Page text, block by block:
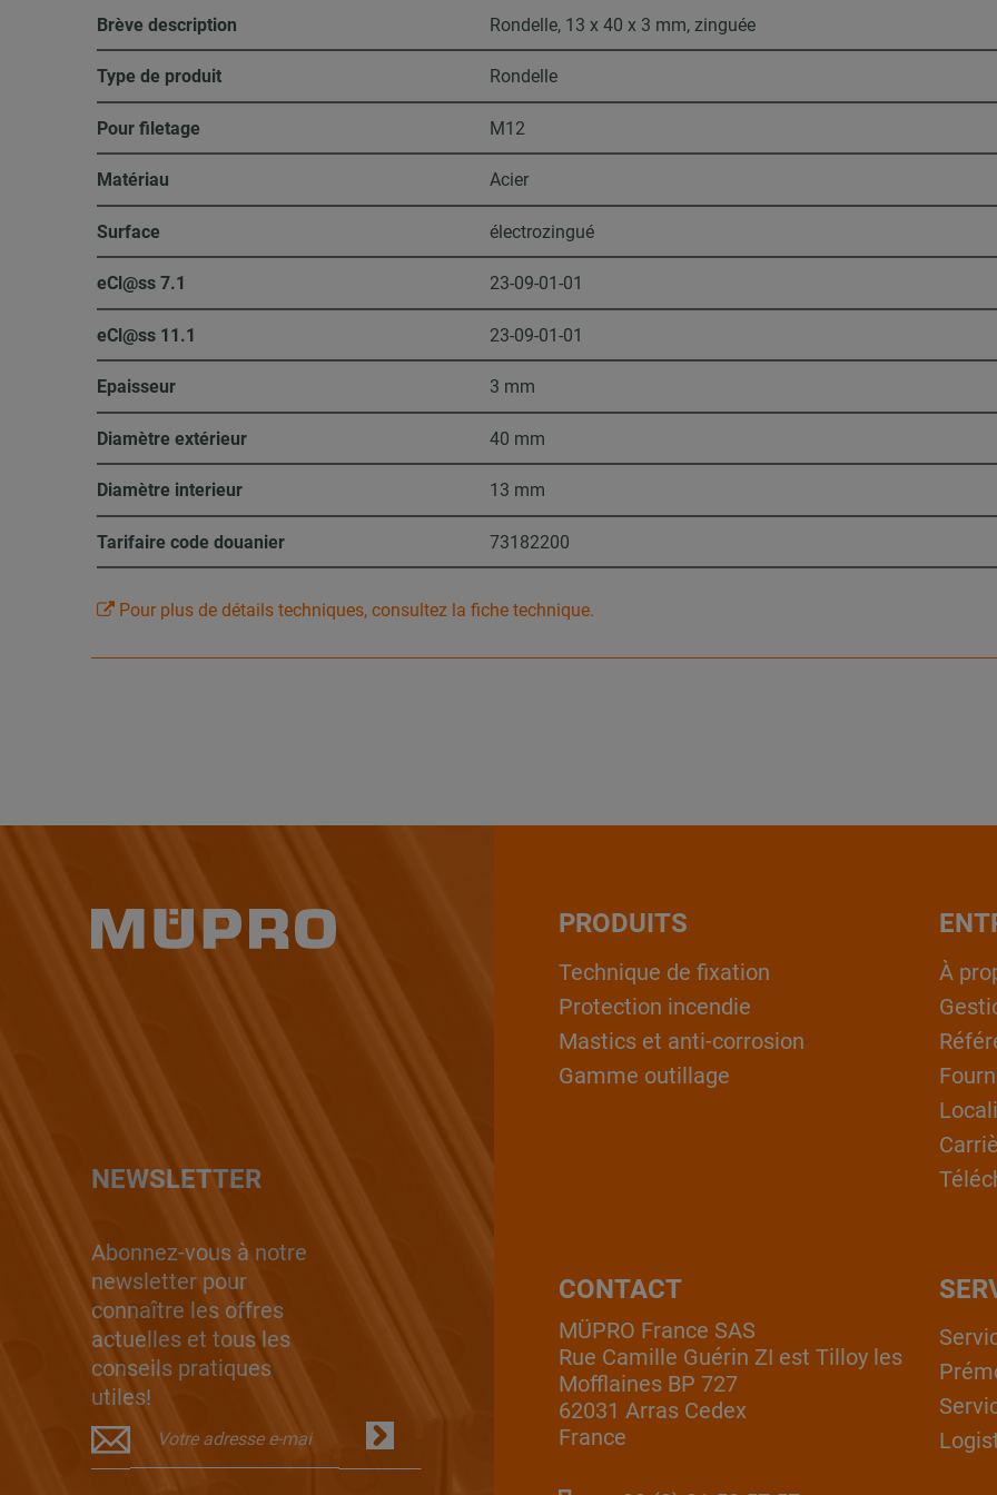
Brève description Rondelle, 13 x 40 x 3 mm, zinguée
Type de produit Rondelle
Pour filetage M12
Matériau Acier
Surface électrozingué
eCl@ss 7.1 23-09-01-01
eCl@ss 11.1 23-09-01-01
Epaisseur 3 mm
Diamètre extérieur 40 mm
Diamètre interieur 13 mm
Tarifaire code douanier 73182200
Pour plus de détails techniques, consultez la fiche technique.
NEWSLETTER
Abonnez-vous à notre
newsletter pour
connaître les offres
actuelles et tous les
conseils pratiques
utiles!
PRODUITS
Technique de fixation
Protection incendie
Mastics et anti-corrosion
Gamme outillage
À
CONTACT
MÜPRO France SAS
Rue Camille Guérin ZI est Tilloy les
Mofflaines BP 727
62031 Arras Cedex
France